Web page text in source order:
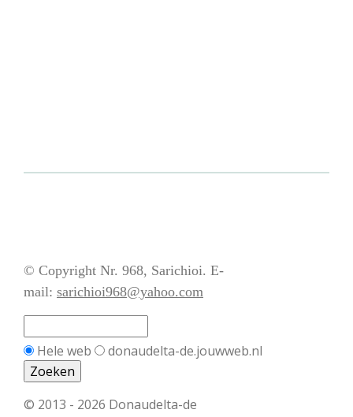
© Copyright Nr. 968, Sarichioi. E-
mail: sarichioi968@yahoo.com
Hele web donaudelta-de.jouwweb.nl
© 2013 - 2026 Donaudelta-de